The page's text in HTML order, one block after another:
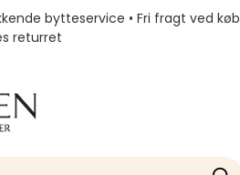
bytteservice • Fri fragt ved køb
returret